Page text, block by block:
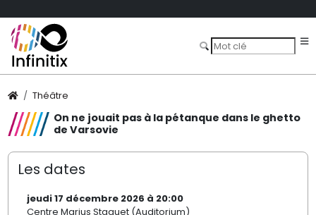
Théâtre
On ne jouait pas à la pétanque dans le ghetto
de Varsovie
Les dates
jeudi 17 décembre 2026 à 20:00
Centre Marius Staquet (Auditorium)